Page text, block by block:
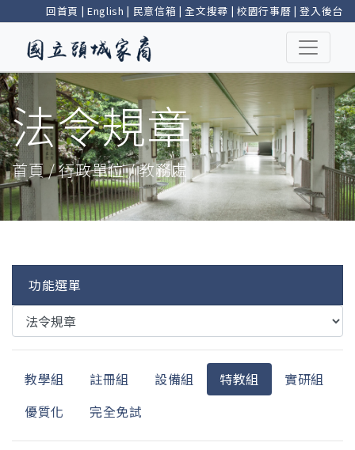
回首頁 | English | 民意信箱 |全文搜尋 | 校園行事曆 |登入後台
法令規章
首頁 / 行政單位 / 教務處
功能選單
教學組 註冊組 設備組 特教組
實研組
優質化
完全免試